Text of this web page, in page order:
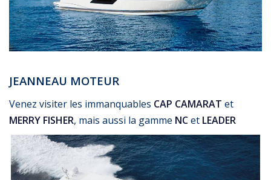
JEANNEAU MOTEUR
Venez visiter les immanquables CAP CAMARAT et
MERRY FISHER, mais aussi la gamme NCet LEADER